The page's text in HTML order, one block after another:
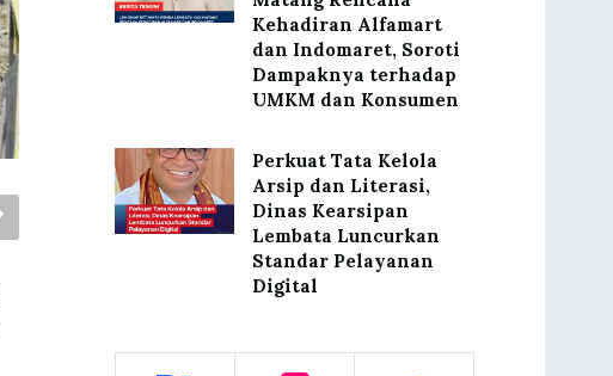
Kehadiran Alfamart
dan Indomaret, Soroti
Dampaknya terhadap
UMKM dan Konsumen
Perkuat Tata Kelola
Arsip dan Literasi,
Dinas Kearsipan
Lembata Luncurkan
Standar Pelayanan
Digital